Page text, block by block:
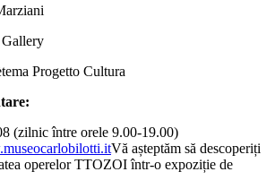
Progetto Cultura
(zilnic între orele 9.00-19.00)
Vă așteptăm să descoperiți
operelor TTOZOI într-o expoziție de